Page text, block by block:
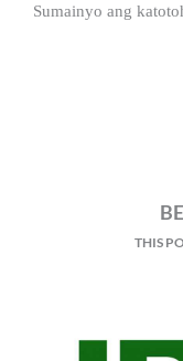
Sumainyo ang
THIS